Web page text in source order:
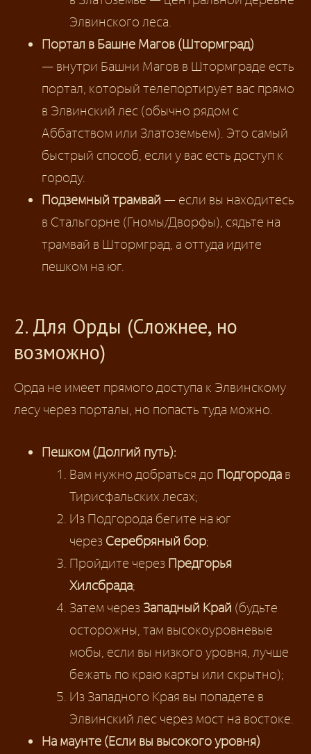
Элвинского леса.
Портал в Башне Магов (Штормград)
— внутри Башни Магов в Штормграде есть
портал, который телепортирует вас прямо
в Элвинский лес (обычно рядом с
Аббатством или Златоземьем). Это самый
быстрый способ, если у вас есть доступ к
городу.
Подземный трамвай — если вы находитесь
в Стальгорне (Гномы/Дворфы), сядьте на
трамвай в Штормград, а оттуда идите
пешком на юг.
2. Для Орды (Сложнее, но
возможно)
Орда не имеет прямого доступа к Элвинскому
лесу через порталы, но попасть туда можно.
Пешком (Долгий путь):
Вам нужно добраться до Подгорода в
Тирисфальских лесах;
Из Подгорода бегите на юг
через Серебряный бор;
Пройдите через Предгорья
Хилсбрада;
Затем через Западный Край (будьте
осторожны, там высокоуровневые
мобы, если вы низкого уровня, лучше
бежать по краю карты или скрытно);
Из Западного Края вы попадете в
Элвинский лес через мост на востоке.
На маунте (Если вы высокого уровня)